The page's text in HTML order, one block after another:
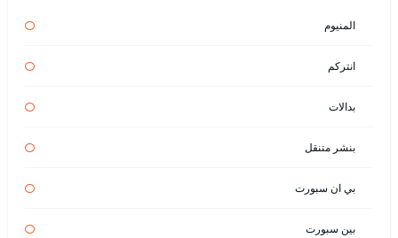
المنيوم
انتركم
بدالات
بنشر متنقل
بي ان سبورت
بين سبورت